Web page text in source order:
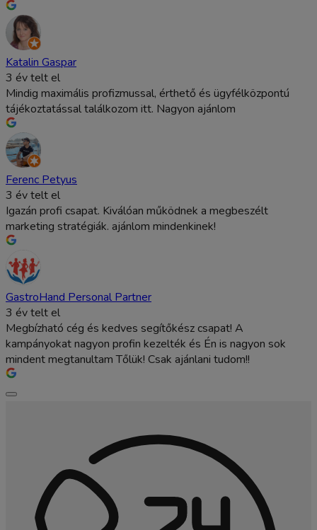
Katalin Gaspar
3 év telt el
Mindig maximális profizmussal, érthető és ügyfélközpontú
tájékoztatással találkozom itt. Nagyon ajánlom
Ferenc Petyus
3 év telt el
Igazán profi csapat. Kiválóan működnek a megbeszélt
marketing stratégiák. ajánlom mindenkinek!
GastroHand Personal Partner
3 év telt el
Megbízható cég és kedves segítőkész csapat! A
kampányokat nagyon profin kezelték és Én is nagyon sok
mindent megtanultam Tőlük! Csak ajánlani tudom!!